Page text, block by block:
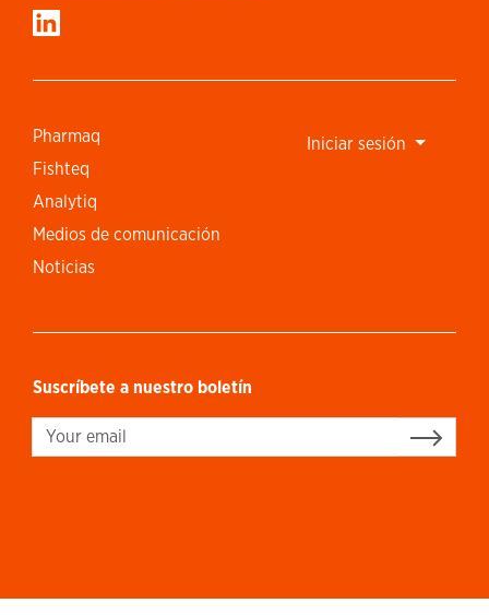
Pharmaq
Fishteq
Analytiq
Medios de comunicación
Noticias
Iniciar sesión
Suscríbete a nuestro boletín
Sign up